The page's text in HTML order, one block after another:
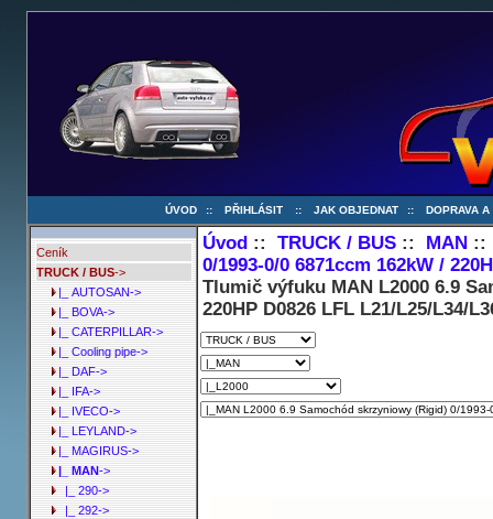
ÚVOD :: PŘIHLÁSIT :: JAK OBJEDNAT :: DOPRAVA A
Ceník
TRUCK / BUS->
|_ AUTOSAN->
|_ BOVA->
|_ CATERPILLAR->
|_ Cooling pipe->
|_ DAF->
|_ IFA->
|_ IVECO->
|_ LEYLAND->
|_ MAGIRUS->
|_ MAN->
|_ 290->
|_ 292->
Úvod ::TRUCK / BUS :: MAN
0/1993-0/0 6871ccm 162kW /
Tlumič výfuku MAN L2000 6.9
220HP D0826 LFL L21/L25/L34/